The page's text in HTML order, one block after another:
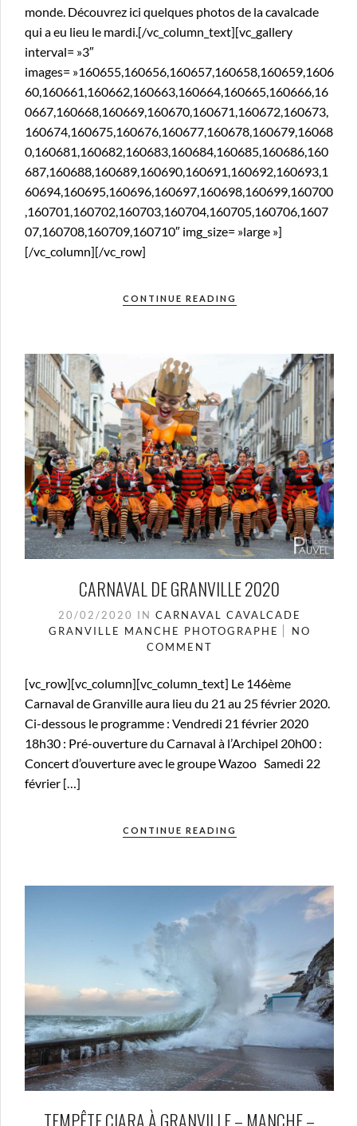
monde. Découvrez ici quelques photos de la cavalcade
qui a eu lieu le mardi.[/vc_column_text][vc_gallery
interval= »3″
images= »160655,160656,160657,160658,160659,1606
60,160661,160662,160663,160664,160665,160666,16
0667,160668,160669,160670,160671,160672,160673,
160674,160675,160676,160677,160678,160679,16068
0,160681,160682,160683,160684,160685,160686,160
687,160688,160689,160690,160691,160692,160693,1
60694,160695,160696,160697,160698,160699,160700
,160701,160702,160703,160704,160705,160706,1607
07,160708,160709,160710″ img_size= »large »]
[/vc_column][/vc_row]
CONTINUE READING
CARNAVAL DE GRANVILLE 2020
20/02/2020 IN CARNAVAL CAVALCADE
GRANVILLE MANCHE PHOTOGRAPHE
NO
COMMENT
[vc_row][vc_column][vc_column_text] Le 146ème
Carnaval de Granville aura lieu du 21 au 25 février 2020.
Ci-dessous le programme : Vendredi 21 février 2020
18h30 : Pré-ouverture du Carnaval à l’Archipel 20h00 :
Concert d’ouverture avec le groupe Wazoo Samedi 22
février […]
CONTINUE READING
TEMPÊTE CIARA À GRANVILLE – MANCHE –